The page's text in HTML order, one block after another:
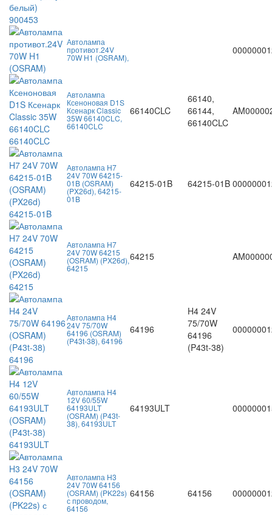
Автолампа
противот.24V
70W H1 (OSRAM),
Автолампа
Ксеноновая D1S
Ксенарк Classic
35W 66140CLC,
66140CLC
66140CLC
66140,
66144,
66140CLC
Автолампа H7
24V 70W 64215-
01B (OSRAM)
(PX26d), 64215-
01B
64215-01B 64215-01B
Автолампа H7
24V 70W 64215
(OSRAM) (PX26d),
64215
64215
Автолампа H4
24V 75/70W
64196 (OSRAM)
(P43t-38), 64196
64196
H4 24V
75/70W
64196
(P43t-38)
Автолампа H4
12V 60/55W
64193ULT
(OSRAM) (P43t-
38), 64193ULT
64193ULT
Автолампа H3
24V 70W 64156
(OSRAM) (PK22s)
с проводом,
64156
64156 64156